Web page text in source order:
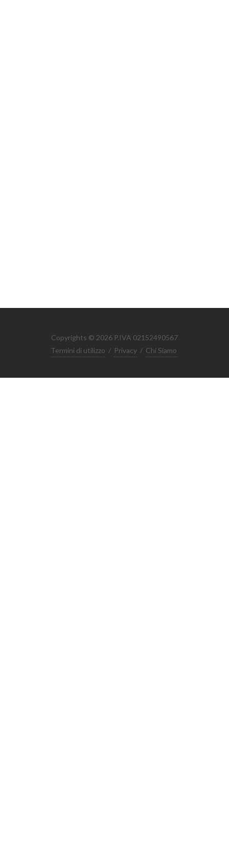
Copyrights © 2026 P.IVA 02152490567
Termini di utilizzo / Privacy / Chi Siamo